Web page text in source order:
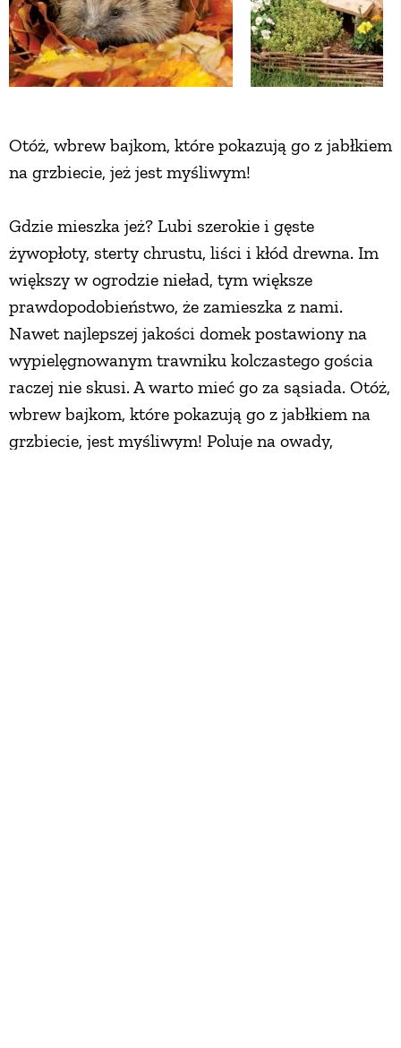
Otóż, wbrew bajkom, które pokazują go z jabłkiem
na grzbiecie, jeż jest myśliwym!
Gdzie mieszka jeż? Lubi szerokie i gęste
żywopłoty, sterty chrustu, liści i kłód drewna. Im
większy w ogrodzie nieład, tym większe
prawdopodobieństwo, że zamieszka z nami.
Nawet najlepszej jakości domek postawiony na
wypielęgnowanym trawniku kolczastego gościa
raczej nie skusi. A warto mieć go za sąsiada. Otóż,
wbrew bajkom, które pokazują go z jabłkiem na
grzbiecie, jest myśliwym! Poluje na owady,